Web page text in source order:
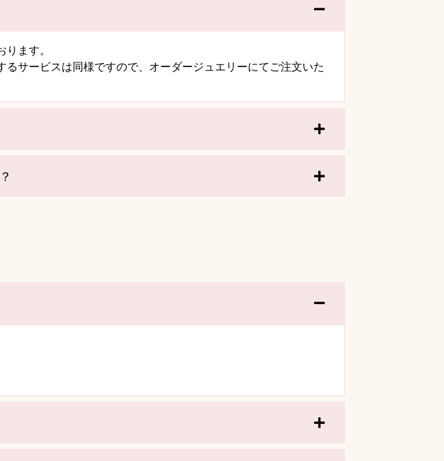
ます。
サービスは同様ですので、オーダージュエリーにてご注文いた